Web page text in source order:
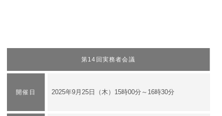
第14回実務者会議
開催日 ​2025年9月25日（木）15時00分～16時30分